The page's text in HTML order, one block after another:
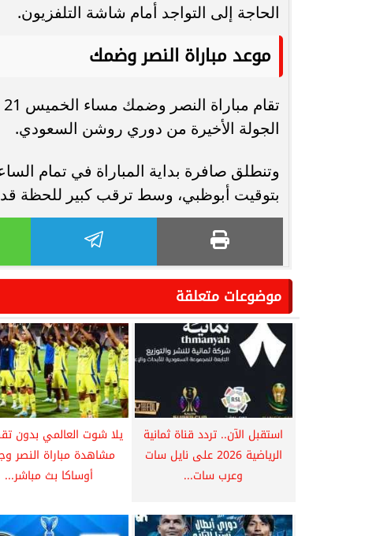
الحاجة إلى التواجد أمام شاشة التلفزيون.
موعد مباراة النصر وضمك
الجولة الأخيرة من دوري روشن السعودي.
بتوقيت أبوظبي، وسط ترقب كبير للحظة
موضوعات متعلقة
استقبل الآن.. تردد قناة ثمانية
الرياضية 2026 على نايل سات
وعرب سات...
يلا شوت العالمي بدون
مشاهدة مباراة النصر
أوساكا بث مباشر...